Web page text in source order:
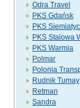
Odra Travel
PKS Gdańsk
PKS
PKS Stalowa
PKS Warmia
Polmar
Polonia
Rudnik Tumay
Retman
Sandra